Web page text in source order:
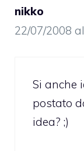
nikko
22/07/2008
Si anche
postato
idea? ;)